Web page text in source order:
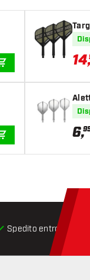
AGGIUNGI AL
AGGIUNGI AL
14
6,
Spedito entro 24 ore